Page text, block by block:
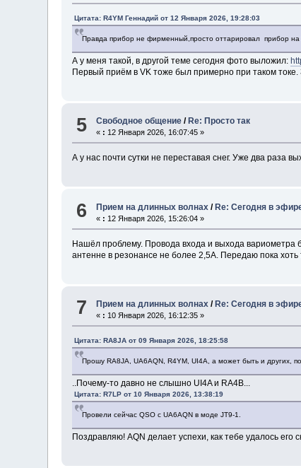
Цитата: R4YM Геннадий от 12 Января 2026, 19:28:03
Правда прибор не фирменный,просто оттарировал прибор
А у меня такой, в другой теме сегодня фото выложил:
Первый приём в VK тоже был примерно при таком
5 Свободное общение / Re: Просто так
« : 12 Января 2026, 16:07:45 »
А у нас почти сутки не переставая снег. Уже два раза
6 Прием на длинных волнах /Re: Сегодня в
« : 12 Января 2026, 15:26:04 »
Нашёл проблему. Провода входа и выхода вариометра
антенне в резонансе не более 2,5А. Передаю пока хоть
7 Прием на длинных волнах / Re: Сегодня в
« : 10 Января 2026, 16:12:35 »
Цитата: RA8JA от 09 Января 2026, 18:25:58
Прошу RA8JA, UA6AQN, R4YM, UI4A, а может быть и других,
..Почему-то давно не слышно UI4A и RA4B...
Цитата: R7LP от 10 Января 2026, 13:38:19
Провели сейчас QSO с UA6AQN в моде JT9-1.
Поздравляю! AQN делает успехи, как тебе удалось его